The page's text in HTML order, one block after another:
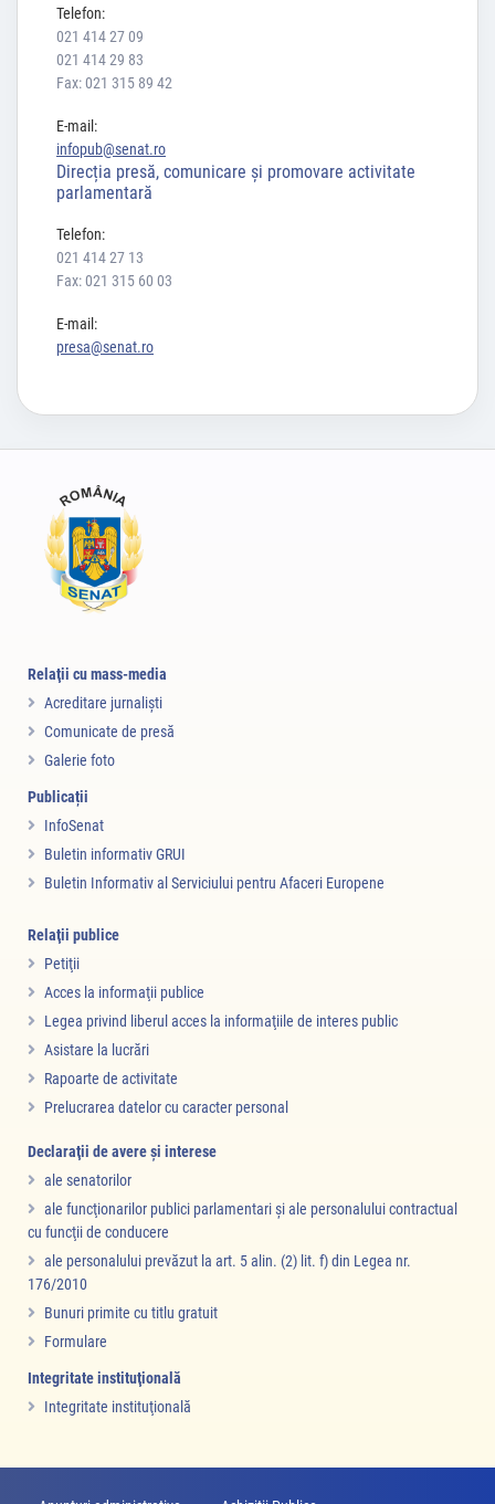
Telefon:
021 414 27 09
021 414 29 83
Fax: 021 315 89 42
E-mail:
infopub@senat.ro
Direcția presă, comunicare și promovare activitate
parlamentară
Telefon:
021 414 27 13
Fax: 021 315 60 03
E-mail:
presa@senat.ro
Relaţii cu mass-media
Acreditare jurnalişti
Comunicate de presă
Galerie foto
Publicații
InfoSenat
Buletin informativ GRUI
Buletin Informativ al Serviciului pentru Afaceri Europene
Relaţii publice
Petiţii
Acces la informaţii publice
Legea privind liberul acces la informaţiile de interes public
Asistare la lucrări
Rapoarte de activitate
Prelucrarea datelor cu caracter personal
Declaraţii de avere şi interese
ale senatorilor
ale funcţionarilor publici parlamentari şi ale personalului contractual
cu funcţii de conducere
ale personalului prevăzut la art. 5 alin. (2) lit. f) din Legea nr.
176/2010
Bunuri primite cu titlu gratuit
Formulare
Integritate instituţională
Integritate instituţională